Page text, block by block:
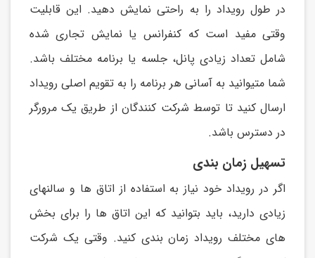
در طول رويداد را به راحتی نمايش دهید. اين قابلیت
وقتی مفید است که کنفرانس يا نمايش تجاری شده
شامل تعداد زيادی پانل، جلسه يا برنامه مختلف باشد.
شما متیوانید به آسانی هر برنامه را به تقويم اصلی رويداد
ارسال کنید تا توسط شرکت کنندگان از طريق يک مرورگر
در دسترس باشد.
تسهیل زمان بندی
اگر در رويداد خود نیاز به استفاده از اتاق ها و سالنهای
زيادی داريد، بايد بتوانید که اين اتاق ها را برای بخش
های مختلف رويداد زمان بندی کنید. وقتی يک شرکت